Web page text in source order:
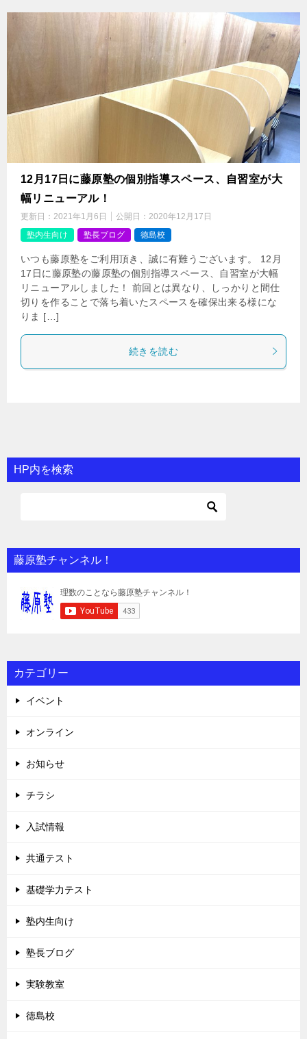
12月17日に藤原塾の個別指導スペース、自習室が大
幅リニューアル！
更新日： 2021年1月6日 公開日： 2020年12月17日
塾内生向け
塾長ブログ 徳島校
いつも藤原塾をご利用頂き、誠に有難うございます。 12月
17日に藤原塾の藤原塾の個別指導スペース、自習室が大幅
リニューアルしました！ 前回とは異なり、しっかりと間仕
切りを作ることで落ち着いたスペースを確保出来る様にな
りま […]
続きを読む
HP内を検索
藤原塾チャンネル！
カテゴリー
イベント
オンライン
お知らせ
チラシ
入試情報
共通テスト
基礎学力テスト
塾内生向け
塾長ブログ
実験教室
徳島校